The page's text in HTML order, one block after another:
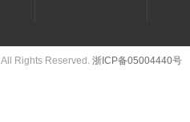
All Rights Reserved. 浙ICP备05004440号